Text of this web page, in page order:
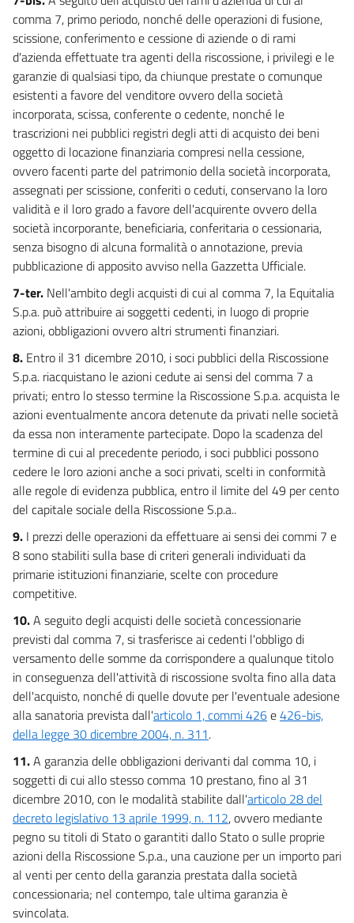
comma 7, primo periodo, nonché delle operazioni di fusione,
scissione, conferimento e cessione di aziende o di rami
d'azienda effettuate tra agenti della riscossione, i privilegi e le
garanzie di qualsiasi tipo, da chiunque prestate o comunque
esistenti a favore del venditore ovvero della società
incorporata, scissa, conferente o cedente, nonché le
trascrizioni nei pubblici registri degli atti di acquisto dei beni
oggetto di locazione finanziaria compresi nella cessione,
ovvero facenti parte del patrimonio della società incorporata,
assegnati per scissione, conferiti o ceduti, conservano la loro
validità e il loro grado a favore dell'acquirente ovvero della
società incorporante, beneficiaria, conferitaria o cessionaria,
senza bisogno di alcuna formalità o annotazione, previa
pubblicazione di apposito avviso nella Gazzetta Ufficiale.
7-ter. Nell'ambito degli acquisti di cui al comma 7, la Equitalia
S.p.a. può attribuire ai soggetti cedenti, in luogo di proprie
azioni, obbligazioni ovvero altri strumenti finanziari.
8. Entro il 31 dicembre 2010, i soci pubblici della Riscossione
S.p.a. riacquistano le azioni cedute ai sensi del comma 7 a
privati; entro lo stesso termine la Riscossione S.p.a. acquista le
azioni eventualmente ancora detenute da privati nelle società
da essa non interamente partecipate. Dopo la scadenza del
termine di cui al precedente periodo, i soci pubblici possono
cedere le loro azioni anche a soci privati, scelti in conformità
alle regole di evidenza pubblica, entro il limite del 49 per cento
del capitale sociale della Riscossione S.p.a..
9. I prezzi delle operazioni da effettuare ai sensi dei commi 7 e
8 sono stabiliti sulla base di criteri generali individuati da
primarie istituzioni finanziarie, scelte con procedure
competitive.
10.A seguito degli acquisti delle società concessionarie
previsti dal comma 7, si trasferisce ai cedenti l'obbligo di
versamento delle somme da corrispondere a qualunque titolo
in conseguenza dell'attività di riscossione svolta fino alla data
dell'acquisto, nonché di quelle dovute per l'eventuale adesione
alla sanatoria prevista dall'articolo 1, commi 426e426-bis,
della legge 30 dicembre 2004, n. 311.
11.A garanzia delle obbligazioni derivanti dal comma 10, i
soggetti di cui allo stesso comma 10 prestano, fino al 31
dicembre 2010, con le modalità stabilite dall'articolo 28 del
decreto legislativo 13 aprile 1999, n. 112, ovvero mediante
pegno su titoli di Stato o garantiti dallo Stato o sulle proprie
azioni della Riscossione S.p.a., una cauzione per un importo pari
al venti per cento della garanzia prestata dalla società
concessionaria; nel contempo, tale ultima garanzia è
svincolata.